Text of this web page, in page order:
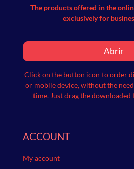
The products offered in the
exclusively for
Abrir
Click on the button icon to order
or mobile device, without the
time. Just drag the
ACCOUNT
My account